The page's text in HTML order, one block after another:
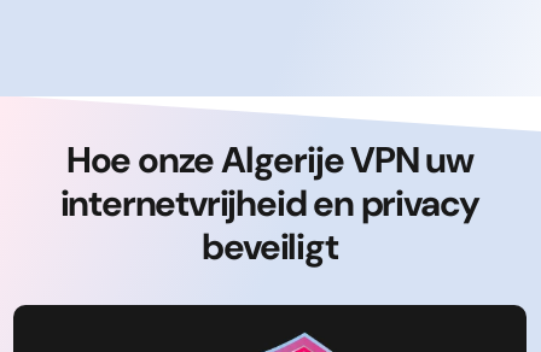
Hoe onze Algerije VPN uw
internetvrijheid en privacy
beveiligt